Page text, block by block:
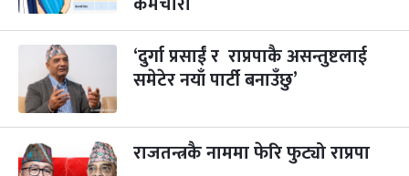
४
५
बिहि
पापा‌ङ्कुशा एकादशी व्रत
कार्तिक ५, २०८३
२२
आइत
कुकुर तिहार
कार्तिक २२, २०८३
३ महिना बाँकी
‘दुर्गा प्रसाईं र राप्रपाकै असन्तुष्टलाई
समेटेर नयाँ पार्टी बनाउँछु’
राजतन्त्रकै नाममा फेरि फुट्यो राप्रपा